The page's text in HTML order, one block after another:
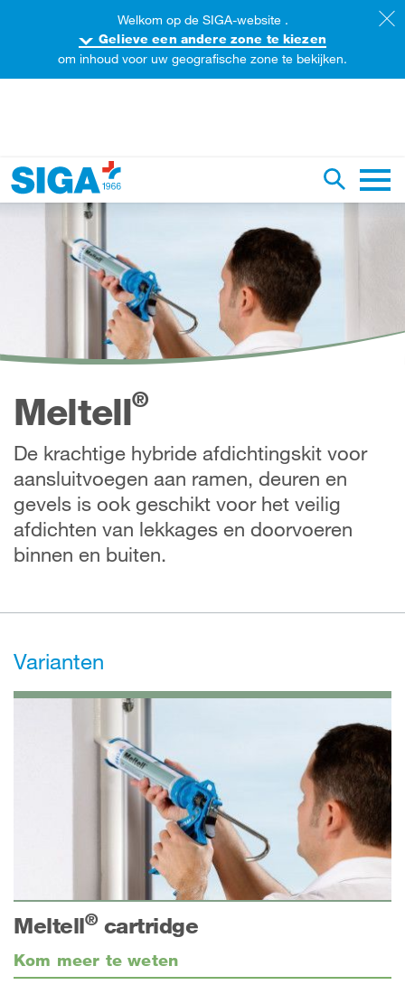
de website
Meltell®
De krachtige hybride afdichtingskit voor
aansluitvoegen aan ramen, deuren en
gevels is ook geschikt voor het veilig
afdichten van lekkages en doorvoeren
binnen en buiten.
Varianten
Meltell®cartridge
Kom meer te weten
Welkom op de SIGA-website .
Gelieve een andere zone te kiezen
om inhoud voor uw geografische zone te bekijken.